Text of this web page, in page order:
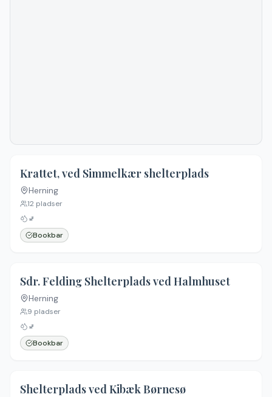
Krattet, ved Simmelkær shelterplads
Herning
12 pladser
🚽
Bookbar
Sdr. Felding Shelterplads ved Halmhuset
Herning
9 pladser
🚽
Bookbar
Shelterplads ved Kibæk Børnesø